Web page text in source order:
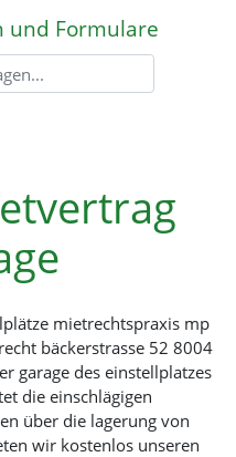
und Formulare
mietrechtspraxis mp
bäckerstrasse 52 8004
garage des einstellplatzes
die einschlägigen
über die lagerung von
wir kostenlos unseren